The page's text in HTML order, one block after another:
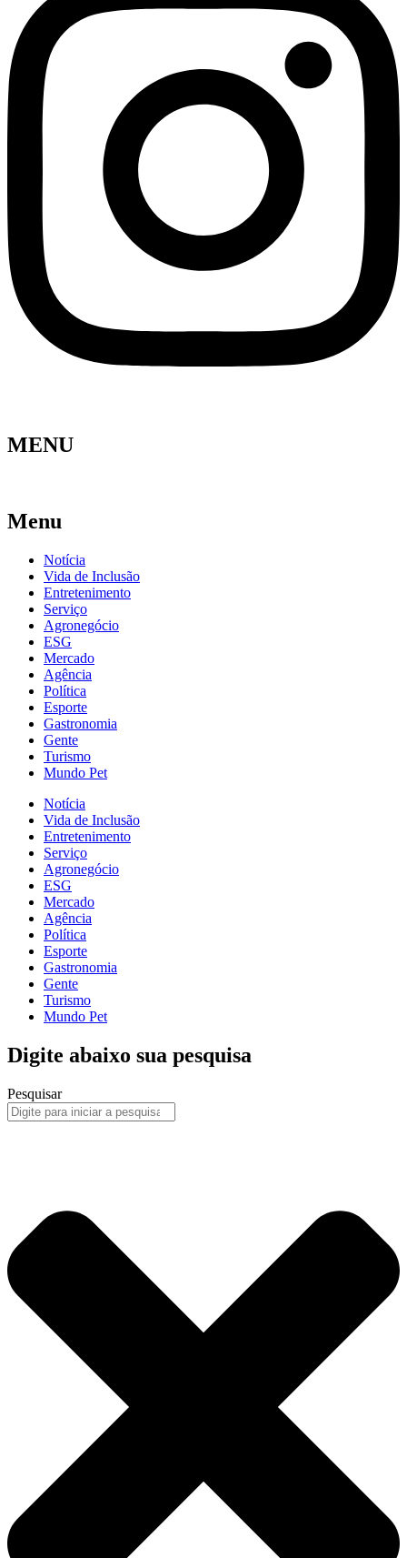
MENU
Menu
Notícia
Vida de Inclusão
Entretenimento
Serviço
Agronegócio
ESG
Mercado
Agência
Política
Esporte
Gastronomia
Gente
Turismo
Mundo Pet
Notícia
Vida de Inclusão
Entretenimento
Serviço
Agronegócio
ESG
Mercado
Agência
Política
Esporte
Gastronomia
Gente
Turismo
Mundo Pet
Digite abaixo sua pesquisa
Pesquisar